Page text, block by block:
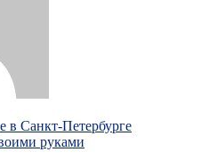
в Санкт-Петербурге
руками